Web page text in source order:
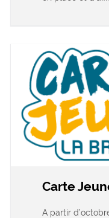
Carte
A partir